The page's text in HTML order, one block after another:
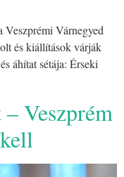
Várnegyed
és kiállítások várják
áhítat sétája: Érseki
Veszprém